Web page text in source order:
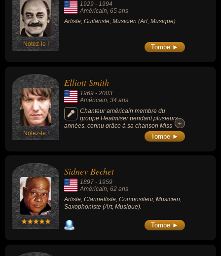
Notez-le !
1929 - 1994
Américain, 65 ans
Artiste, Guitariste, Musicien (Art, Musique).
Tombe ►
Notez-le !
Elliott Smith
1969 - 2003
Américain , 34 ans
Chanteur américain membre du
groupe Heatmiser pendant plusieurs
années, connu grâce à sa chanson Miss
Misery écrite pour le film Will Hunting,
nommée en 1998 aux Oscar du cinéma dans
+
+
Tombe ►
Sidney Bechet
1897 - 1959
Américain, 62 ans
Artiste, Clarinettiste, Compositeur, Musicien,
Saxophoniste (Art, Musique).
Tombe ►